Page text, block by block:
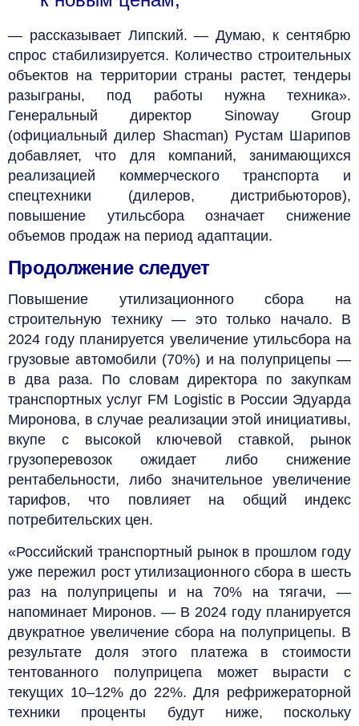
— рассказывает Липский. — Думаю, к сентябрю
спрос стабилизируется. Количество строительных
объектов на территории страны растет, тендеры
разыграны, под работы нужна техника».
Генеральный директор Sinoway Group
(официальный дилер Shacman) Рустам Шарипов
добавляет, что для компаний, занимающихся
реализацией коммерческого транспорта и
спецтехники (дилеров, дистрибьюторов),
повышение утильсбора означает снижение
объемов продаж на период адаптации.
Продолжение следует
Повышение утилизационного сбора на
строительную технику — это только начало. В
2024 году планируется увеличение утильсбора на
грузовые автомобили (70%) и на полуприцепы —
в два раза. По словам директора по закупкам
транспортных услуг FM Logistic в России Эдуарда
Миронова, в случае реализации этой инициативы,
вкупе с высокой ключевой ставкой, рынок
грузоперевозок ожидает либо снижение
рентабельности, либо значительное увеличение
тарифов, что повлияет на общий индекс
потребительских цен.
«Российский транспортный рынок в прошлом году
уже пережил рост утилизационного сбора в шесть
раз на полуприцепы и на 70% на тягачи, —
напоминает Миронов. — В 2024 году планируется
двукратное увеличение сбора на полуприцепы. В
результате доля этого платежа в стоимости
тентованного полуприцепа может вырасти с
текущих 10–12% до 22%. Для рефрижераторной
техники проценты будут ниже, поскольку